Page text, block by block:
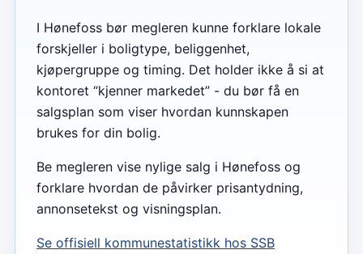
I Hønefoss bør megleren kunne forklare lokale
forskjeller i boligtype, beliggenhet,
kjøpergruppe og timing. Det holder ikke å si at
kontoret “kjenner markedet” - du bør få en
salgsplan som viser hvordan kunnskapen
brukes for din bolig.
Be megleren vise nylige salg i Hønefoss og
forklare hvordan de påvirker prisantydning,
annonsetekst og visningsplan.
Se offisiell kommunestatistikk hos SSB